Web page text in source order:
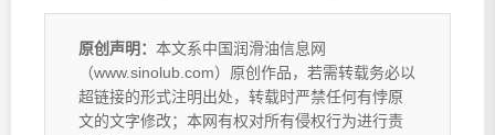
原创声明： 本文系中国润滑油信息网
（www.sinolub.com）原创作品，若需转载务必以
超链接的形式注明出处，转载时严禁任何有悖原
文的文字修改；本网有权对所有侵权行为进行责